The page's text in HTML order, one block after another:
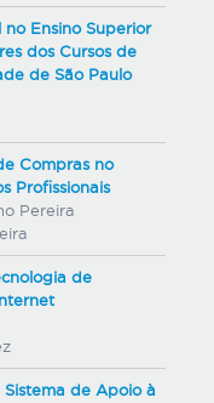
no Ensino Superior
dos Cursos de
de São Paulo
Compras no
Profissionais
Pereira
de
Sistema de Apoio à